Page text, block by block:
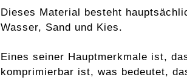
Dieses Material besteht
Wasser, Sand und Kies.
Eines seiner Hauptmerkmale ist,
komprimierbar ist, was bedeutet,